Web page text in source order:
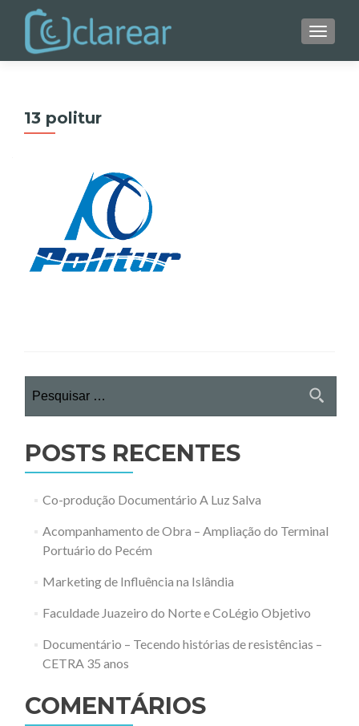
13 politur
por:
POSTS RECENTES
Co-produção Documentário A Luz Salva
Acompanhamento de Obra – Ampliação do Terminal
Portuário do Pecém
Marketing de Influência na Islândia
Faculdade Juazeiro do Norte e CoLégio Objetivo
Documentário – Tecendo histórias de resistências –
CETRA 35 anos
COMENTÁRIOS